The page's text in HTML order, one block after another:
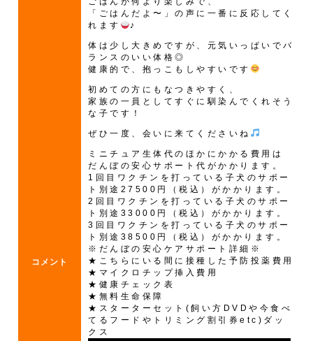
コメント
「ごはんだよ〜」の声に一番に反応してく
れます
♪
体は少し大きめですが、元気いっぱいでバ
ランスのいい体格◎
健康的で、抱っこもしやすいです
初めての方にもなつきやすく、
家族の一員としてすぐに馴染んでくれそう
な子です！
ぜひ一度、会いに来てくださいね
ミニチュア生体代のほかにかかる費用は
だんぼの安心サポート代がかかります。
1回目ワクチンを打っている子犬のサポー
ト別途27500円（税込）がかかります。
2回目ワクチンを打っている子犬のサポー
ト別途33000円（税込）がかかります。
3回目ワクチンを打っている子犬のサポー
ト別途38500円（税込）がかかります。
※だんぼの安心ケアサポート詳細※
★こちらにいる間に接種した予防投薬費用
★マイクロチップ挿入費用
★健康チェック表
★無料生命保障
★スターターセット(飼い方DVDや今食べ
てるフードやトリミング割引券etc)ダッ
クス